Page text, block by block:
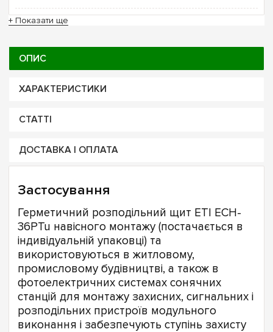
+ Показати ще
ОПИС
ХАРАКТЕРИСТИКИ
СТАТТІ
ДОСТАВКА І ОПЛАТА
Застосування
Герметичний розподільний щит ETI ECH-
36PTu навісного монтажу (постачається в
індивідуальній упаковці) та
використовуються в житловому,
промисловому будівництві, а також в
фотоелектричних системах сонячних
станцій для монтажу захисних, сигнальних і
розподільних пристроїв модульного
виконання і забезпечують ступінь захисту